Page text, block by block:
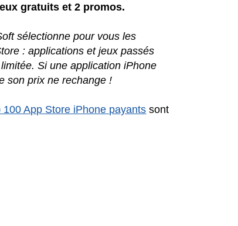
gratuits et 2 promos.
sélectionne pour vous les
: applications et jeux passés
Si une application iPhone
son prix ne rechange !
100 App Store iPhone payants sont